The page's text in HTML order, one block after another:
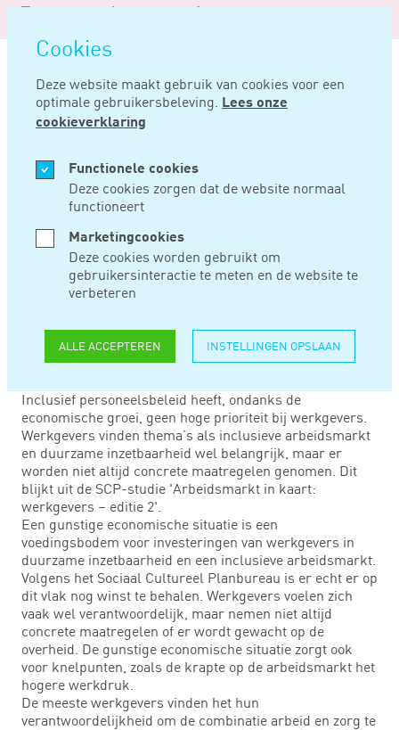
overslaan
Cookies
Deze website maakt gebruik van cookies voor een
optimale gebruikersbeleving. Lees onze
cookieverklaring
Functionele cookies
Deze cookies zorgen dat de website normaal
functioneert
Marketingcookies
Deze cookies worden gebruikt om
gebruikersinteractie te meten en de website te
verbeteren
ALLE ACCEPTEREN INSTELLINGEN OPSLAAN
Logo
Noord
Negentig
Home Nieuws
OKT 09, 2019
GEEN HOGE
PRIORITEIT VOOR
INCLUSIEF
PERSONEELSBELEID
Inclusief personeelsbeleid heeft, ondanks de
economische groei, geen hoge prioriteit bij werkgevers.
Werkgevers vinden thema’s als inclusieve arbeidsmarkt
en duurzame inzetbaarheid wel belangrijk, maar er
worden niet altijd concrete maatregelen genomen. Dit
blijkt uit de SCP-studie 'Arbeidsmarkt in kaart:
werkgevers – editie 2'.
Een gunstige economische situatie is een
voedingsbodem voor investeringen van werkgevers in
duurzame inzetbaarheid en een inclusieve arbeidsmarkt.
Volgens het Sociaal Cultureel Planbureau is er echt er op
dit vlak nog winst te behalen. Werkgevers voelen zich
vaak wel verantwoordelijk, maar nemen niet altijd
concrete maatregelen of er wordt gewacht op de
overheid. De gunstige economische situatie zorgt ook
voor knelpunten, zoals de krapte op de arbeidsmarkt het
hogere werkdruk.
De meeste werkgevers vinden het hun
verantwoordelijkheid om de combinatie arbeid en zorg te